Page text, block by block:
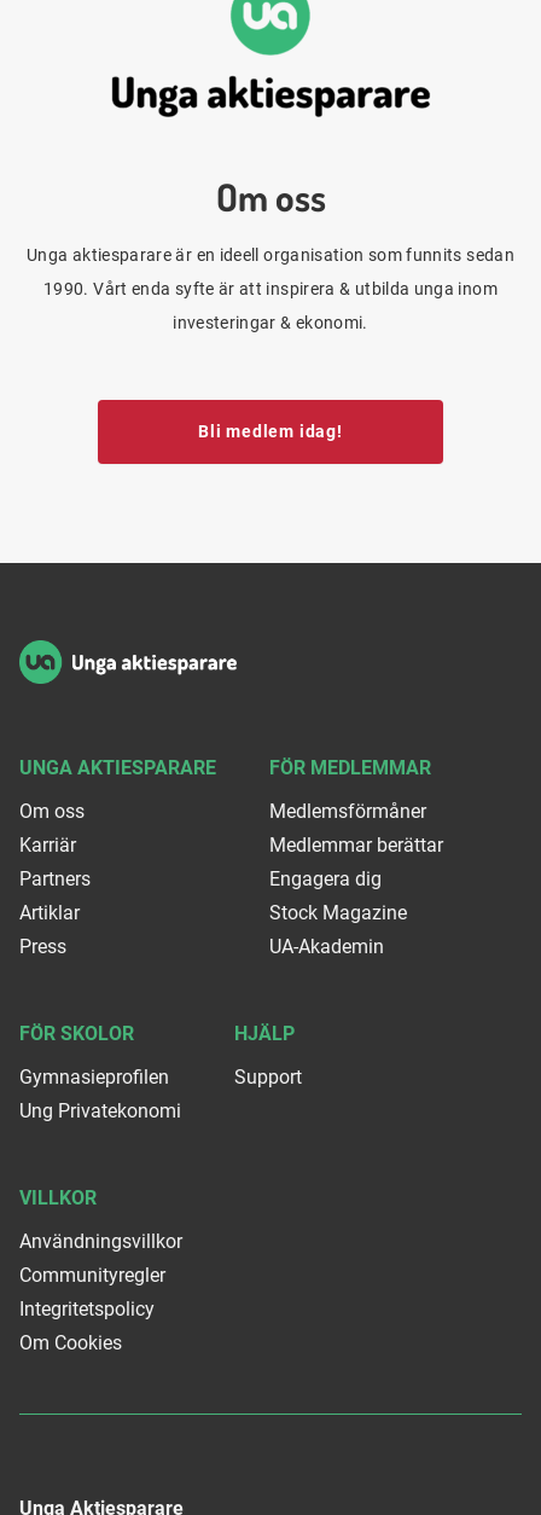
Om oss
Unga aktiesparare är en ideell organisation som funnits sedan
1990. Vårt enda syfte är att inspirera & utbilda unga inom
investeringar & ekonomi.
Bli medlem idag!
Unga Aktiesparare
UNGA AKTIESPARARE
Om oss
Karriär
Partners
Artiklar
Press
FÖR MEDLEMMAR
Medlemsförmåner
Medlemmar berättar
Engagera dig
Stock Magazine
UA-Akademin
FÖR SKOLOR
Gymnasieprofilen
Ung Privatekonomi
HJÄLP
Support
VILLKOR
Användningsvillkor
Communityregler
Integritetspolicy
Om Cookies